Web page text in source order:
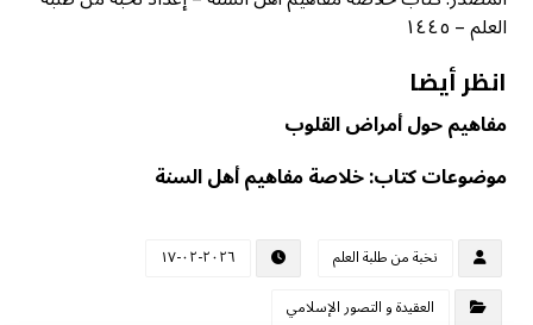
العلم – ١٤٤٥
انظر أيضا
مفاهيم حول أمراض القلوب
موضوعات كتاب: خلاصة مفاهيم أهل السنة
نخبة من طلبة العلم
٢٠٢٦-٠٢-١٧
العقيدة و التصور الإسلامي